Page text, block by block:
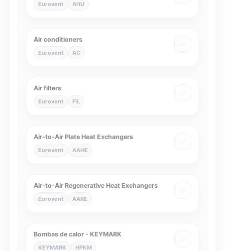
Eurovent AHU
Air conditioners
Eurovent AC
Air filters
Eurovent FIL
Air-to-Air Plate Heat Exchangers
Eurovent AAHE
Air-to-Air Regenerative Heat Exchangers
Eurovent AARE
Bombas de calor - KEYMARK
KEYMARK HPKM